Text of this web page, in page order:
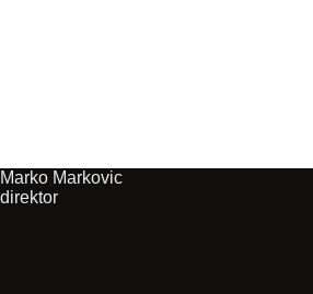
Marko Markovic
direktor